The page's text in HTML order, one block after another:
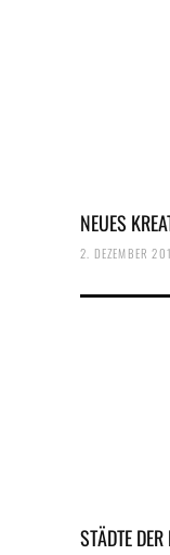
NEUES
2. DEZEMBER
STÄDTE